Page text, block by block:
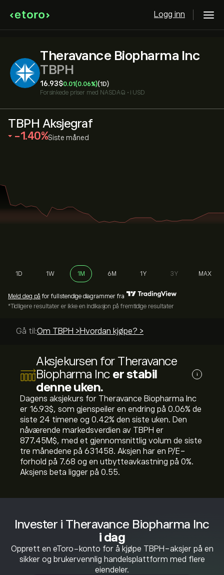
Logg inn
Theravance Biopharma Inc
TBPH
16.93‎$‎0.01 (0.06%)(1D)
Forsinkede priser med NASDAQ • i USD
Invester i Theravance Biopharma Inc
i dag
Opprett en eToro-konto for å kjøpe TBPH-aksjer på en
sikker og brukervennlig handelsplattform med flere
eiendeler.
TBPH Aksjegraf
‎-1.40‎ Siste måned
1D 1W 1M 6M 1Y 3Y MAX
Meld deg på for fullstendige diagrammer fra
*Tidligere resultater er ikke en indikasjon på fremtidige resultater
Gå til:Om TBPH > Hvordan kjøpe? >
Aksjekursen for Theravance
Biopharma Inc er stabil
denne uken.
i
Dagens aksjekurs for Theravance Biopharma Inc
er 16.93‎$‎, som gjenspeiler en endring på ‎0.06‎% de
siste 24 timene og ‎0.42‎% den siste uken. Den
nåværende markedsverdien av TBPH er
877.45M‎$‎, med et gjennomsnittlig volum de siste
tre månedene på 631458. Aksjen har en P/E-
forhold på 7.68 og en utbytteavkastning på 0%.
Aksjens beta ligger på 0.55.